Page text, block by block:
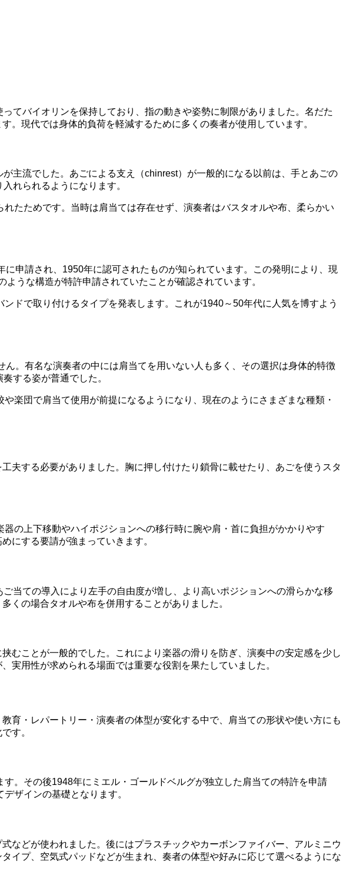
てバイオリンを保持しており、指の動きや姿勢に制限がありました。名だた
。現代では身体的負荷を軽減するために多くの奏者が使用しています。
主流でした。あごによる支え（chinrest）が一般的になる以前は、手とあごの
れられるようになります。
たためです。当時は肩当ては存在せず、演奏者はバスタオルや布、柔らかい
申請され、1950年に認可されたものが知られています。この発明により、現
うな構造が特許申請されていたことが確認されています。
ドで取り付けるタイプを発表します。これが1940～50年代に人気を博すよう
。有名な演奏者の中には肩当てを用いない人も多く、その選択は身体的特徴
する姿が普通でした。
楽団で肩当て使用が前提になるようになり、現在のようにさまざまな種類・
夫する必要がありました。胸に押し付けたり鎖骨に載せたり、あごを使うスタ
の上下移動やハイポジションへの移行時に腕や肩・首に負担がかかりやす
にする要請が強まっていきます。
当ての導入により左手の自由度が増し、より高いポジションへの滑らかな移
くの場合タオルや布を併用することがありました。
むことが一般的でした。これにより楽器の滑りを防ぎ、演奏中の安定感を少し
実用性が求められる場面では重要な役割を果たしていました。
育・レパートリー・演奏者の体型が変化する中で、肩当ての形状や使い方にも
す。
。その後1948年にミエル・ゴールドベルグが独立した肩当ての特許を申請
ザインの基礎となります。
などが使われました。後にはプラスチックやカーボンファイバー、アルミニウ
イプ、空気式パッドなどが生まれ、奏者の体型や好みに応じて選べるようにな